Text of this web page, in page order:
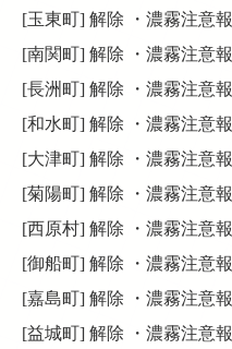
[玉東町] 解除 ・濃霧注意報
[南関町] 解除 ・濃霧注意報
[長洲町] 解除 ・濃霧注意報
[和水町] 解除 ・濃霧注意報
[大津町] 解除 ・濃霧注意報
[菊陽町] 解除 ・濃霧注意報
[西原村] 解除 ・濃霧注意報
[御船町] 解除 ・濃霧注意報
[嘉島町] 解除 ・濃霧注意報
[益城町] 解除 ・濃霧注意報